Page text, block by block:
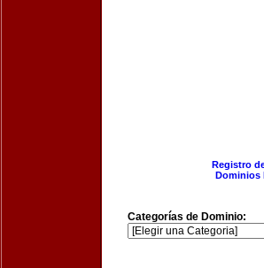
Registro
Dominios
Categorías de Dominio: